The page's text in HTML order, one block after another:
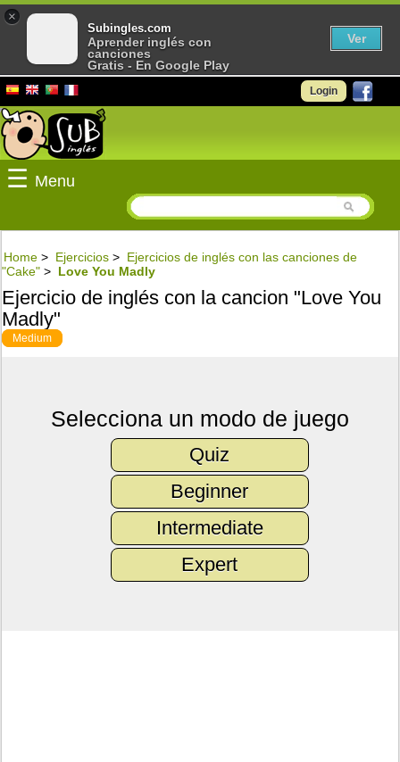
Login
☰ Menu
Home > Ejercicios > Ejercicios de inglés con las canciones de
"Cake" > Love You Madly
Ejercicio de inglés con la cancion "Love You
Madly"
Medium
Selecciona un modo de juego
Quiz
Beginner
Intermediate
Expert
×
Subingles.com
Aprender inglés con
canciones
Gratis - En Google Play
Ver